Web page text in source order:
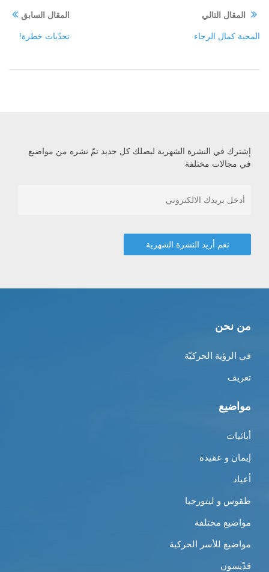
المقال السابق
تحدّيات خطرة!
المقال التالي
المحبة كمال الرجاء
إشترك في النشرة الشهرية ليصلك كل جديد تمّ نشره من مواضيع
في مجالات مختلفة
من نحن
في الرؤية الحركيّة
تعريف
مواضيع
أبائيات
إيمان و عقيدة
أعياد
طقوس و ليتورجيا
مواضيع مختلفة
مواضيع للأسر الحركية
قدّيسون